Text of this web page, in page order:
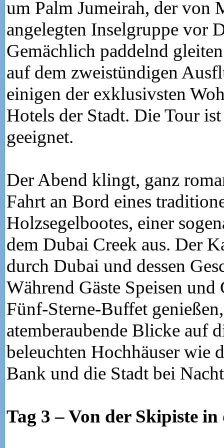
um Palm Jumeirah, der von
angelegten Inselgruppe vor
Gemächlich paddelnd
auf dem zweistündigen
einigen der exklusivsten
Hotels der Stadt. Die Tour
geeignet.
Der Abend klingt, ganz
Fahrt an Bord eines
Holzsegelbootes, einer
dem Dubai Creek aus. Der
durch Dubai und dessen
Während Gäste Speisen und
Fünf-Sterne-Buffet
atemberaubende Blicke auf
beleuchten Hochhäuser wie
Bank und die Stadt bei
Tag 3 – Von der Skipiste in